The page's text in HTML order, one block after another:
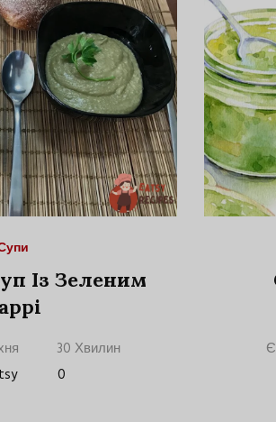
Із Зеленим
30 Хвилин
0